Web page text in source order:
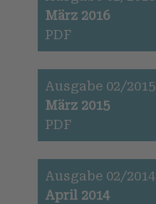
März 2016
PDF
Ausgabe 02/2015
März 2015
PDF
Ausgabe 02/2014
April 2014